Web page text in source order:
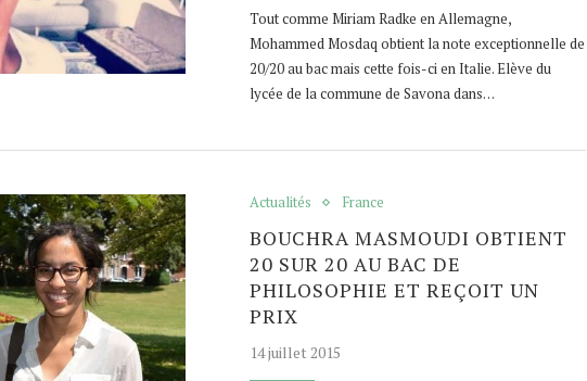
Tout comme Miriam Radke en Allemagne,
Mohammed Mosdaq obtient la note exceptionnelle de
20/20 au bac mais cette fois-ci en Italie. Elève du
lycée de la commune de Savona dans…
Actualités France
BOUCHRA MASMOUDI OBTIENT
20 SUR 20 AU BAC DE
PHILOSOPHIE ET REÇOIT UN
PRIX
14 juillet 2015